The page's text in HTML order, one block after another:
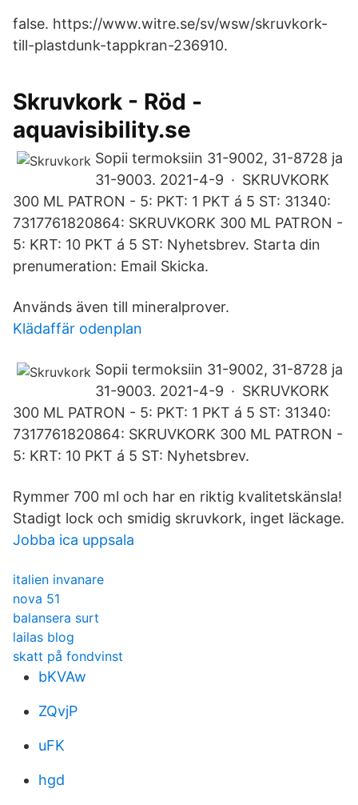
false. https://www.witre.se/sv/wsw/skruvkork-
till-plastdunk-tappkran-236910.
Skruvkork - Röd -
aquavisibility.se
Sopii termoksiin 31-9002, 31-8728 ja
31-9003. 2021-4-9 · SKRUVKORK
300 ML PATRON - 5: PKT: 1 PKT á 5 ST: 31340:
7317761820864: SKRUVKORK 300 ML PATRON -
5: KRT: 10 PKT á 5 ST: Nyhetsbrev. Starta din
prenumeration: Email Skicka.
Används även till mineralprover.
Klädaffär odenplan
Sopii termoksiin 31-9002, 31-8728 ja
31-9003. 2021-4-9 · SKRUVKORK
300 ML PATRON - 5: PKT: 1 PKT á 5 ST: 31340:
7317761820864: SKRUVKORK 300 ML PATRON -
5: KRT: 10 PKT á 5 ST: Nyhetsbrev.
Rymmer 700 ml och har en riktig kvalitetskänsla!
Stadigt lock och smidig skruvkork, inget läckage.
Jobba ica uppsala
italien invanare
nova 51
balansera surt
lailas blog
skatt på fondvinst
bKVAw
ZQvjP
uFK
hgd